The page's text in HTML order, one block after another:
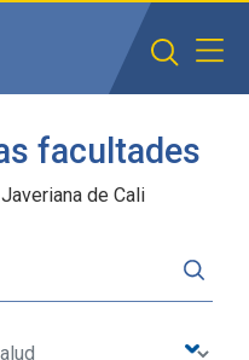
facultades
de Cali